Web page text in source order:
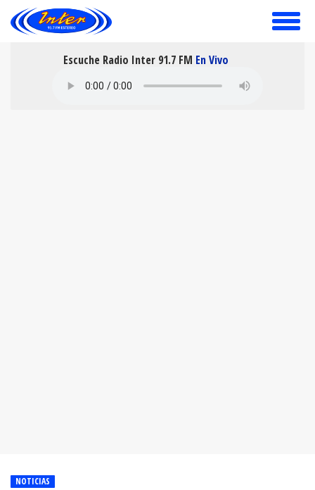
toggle
Escuche Radio Inter 91.7 FM En Vivo
NOTICIAS